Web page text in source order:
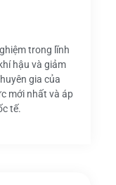
trong lĩnh
hậu và giảm
gia của
mới nhất và áp
tế.